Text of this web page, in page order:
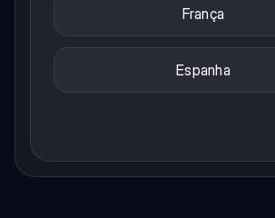
França
Espanha